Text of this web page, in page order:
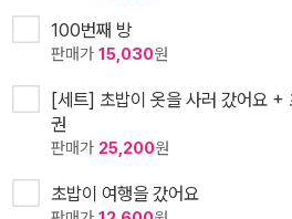
100번째 방
판매가 15,030원
[세트] 초밥이 옷을 사러 갔어요 +
권
판매가 25,200원
초밥이 여행을 갔어요